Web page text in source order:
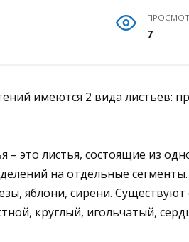
7
имеются 2 вида листьев:
– это листья, состоящие из
на отдельные
яблони, сирени.
круглый, игольчатый,